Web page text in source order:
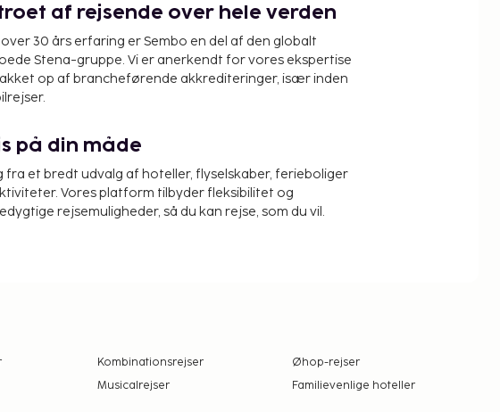
af rejsende over hele verden
30 års erfaring er Sembo en del af den globalt
Stena-gruppe. Vi er anerkendt for vores ekspertise
op af brancheførende akkrediteringer, især inden
på din måde
fra et bredt udvalg af hoteller, flyselskaber, ferieboliger
Vores platform tilbyder fleksibilitet og
rejsemuligheder, så du kan rejse, som du vil.
Kombinationsrejser
Øhop-rejser
Musicalrejser Familievenlige hoteller